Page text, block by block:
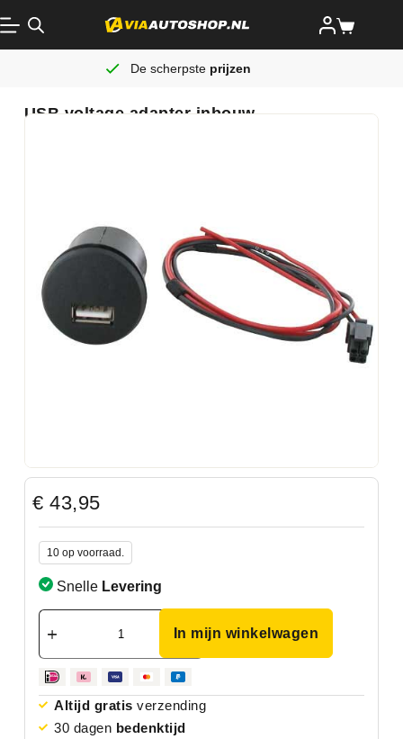
De scherpste prijzen
USB voltage adapter inbouw
€ 43,95
10 op voorraad.
Snelle Levering
In mijn winkelwagen
Altijd gratis verzending
30 dagen bedenktijd